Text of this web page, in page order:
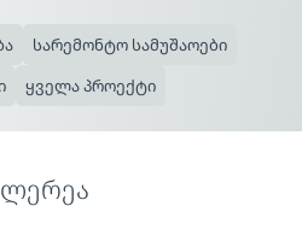
სარემონტო სამუშაოები
ყველა პროექტი